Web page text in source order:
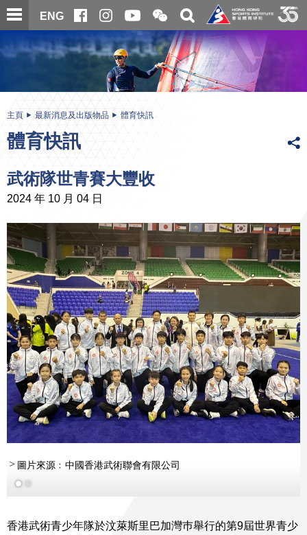
跳
至
內
ENG
開
合
微
信
二
維
碼
關
搜
尋
内
主頁 最新消息及出版物品 體育快訊
體育快訊
武術隊世青賽大豐收
2024 年 10 月 04 日
圖片來源﹕中國香港武術聯會有限公司
香港武術青少年隊於汶萊斯里巴加灣巿舉行的第9屆世界青少